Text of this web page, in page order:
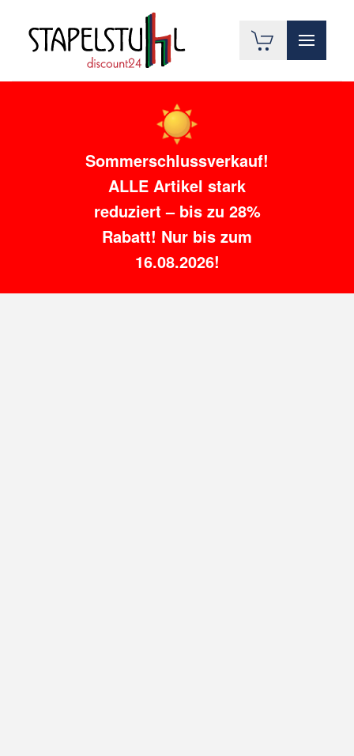
Zum Hauptinhalt springen
Sommerschlussverkauf!
ALLE Artikel stark
reduziert – bis zu 28%
Rabatt! Nur bis zum
16.08.2026!